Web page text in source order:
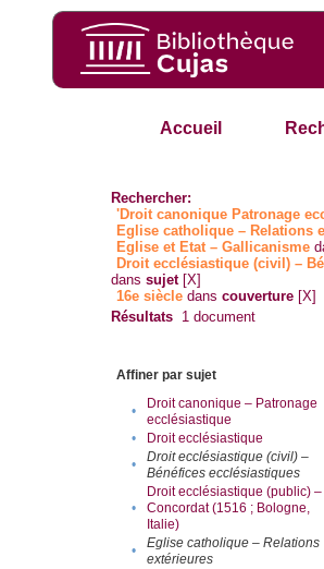
Accueil
Rechercher:
'Droit canonique Patronage
Eglise catholique – Relations
Eglise et Etat – Gallicanisme
Droit ecclésiastique (civil) –
danssujet [X]
16e siècle danscouverture [X]
Résultats 1 document
Affiner par sujet
•
Droit canonique – Patronage
ecclésiastique
• Droit ecclésiastique
•
Droit ecclésiastique (civil) –
Bénéfices ecclésiastiques
•
Droit ecclésiastique (public) –
Concordat (1516 ; Bologne,
Italie)
•
Eglise catholique – Relations
extérieures